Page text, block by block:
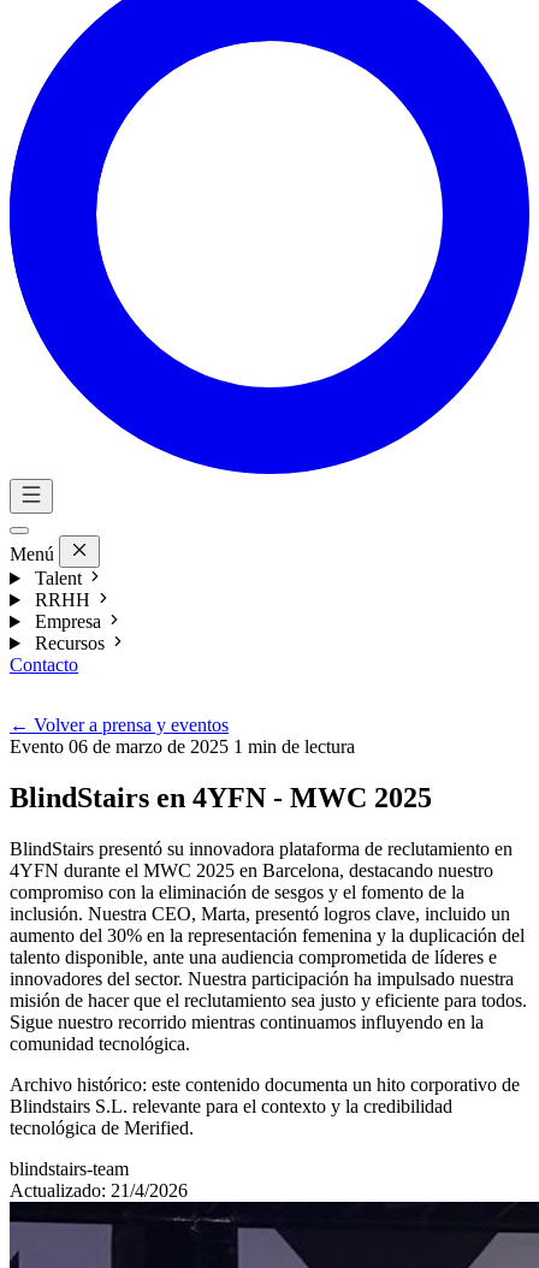
Menú
Talent
RRHH
Empresa
Recursos
Contacto
← Volver a prensa y eventos
Evento 06 de marzo de 2025 1 min de lectura
BlindStairs en 4YFN - MWC 2025
BlindStairs presentó su innovadora plataforma de reclutamiento en
4YFN durante el MWC 2025 en Barcelona, destacando nuestro
compromiso con la eliminación de sesgos y el fomento de la
inclusión. Nuestra CEO, Marta, presentó logros clave, incluido un
aumento del 30% en la representación femenina y la duplicación del
talento disponible, ante una audiencia comprometida de líderes e
innovadores del sector. Nuestra participación ha impulsado nuestra
misión de hacer que el reclutamiento sea justo y eficiente para todos.
Sigue nuestro recorrido mientras continuamos influyendo en la
comunidad tecnológica.
Archivo histórico: este contenido documenta un hito corporativo de
Blindstairs S.L. relevante para el contexto y la credibilidad
tecnológica de Merified.
blindstairs-team
Actualizado: 21/4/2026